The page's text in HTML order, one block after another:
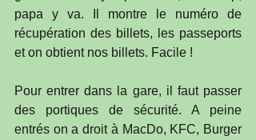
papa y va. Il montre le numéro de
récupération des billets, les passeports
et on obtient nos billets. Facile !
Pour entrer dans la gare, il faut passer
des portiques de sécurité. A peine
entrés on a droit à MacDo, KFC, Burger